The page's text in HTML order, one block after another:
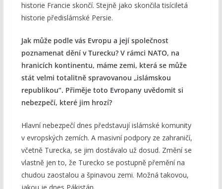
historie Francie skončí. Stejně jako skončila tisíciletá
historie předislámské Persie.
Jak může podle vás Evropu a její společnost
poznamenat dění v Turecku? V rámci NATO, na
hranicích kontinentu, máme zemi, která se může
stát velmi totalitně spravovanou „islámskou
republikou“. Přiměje toto Evropany uvědomit si
nebezpečí, které jim hrozí?
Hlavní nebezpečí dnes představují islámské komunity
v evropských zemích. A masivní podpory ze zahraničí,
včetně Turecka, se jim dostávalo už dosud. Změní se
vlastně jen to, že Turecko se postupně přemění na
chudou zaostalou a špinavou zemi. Možná takovou,